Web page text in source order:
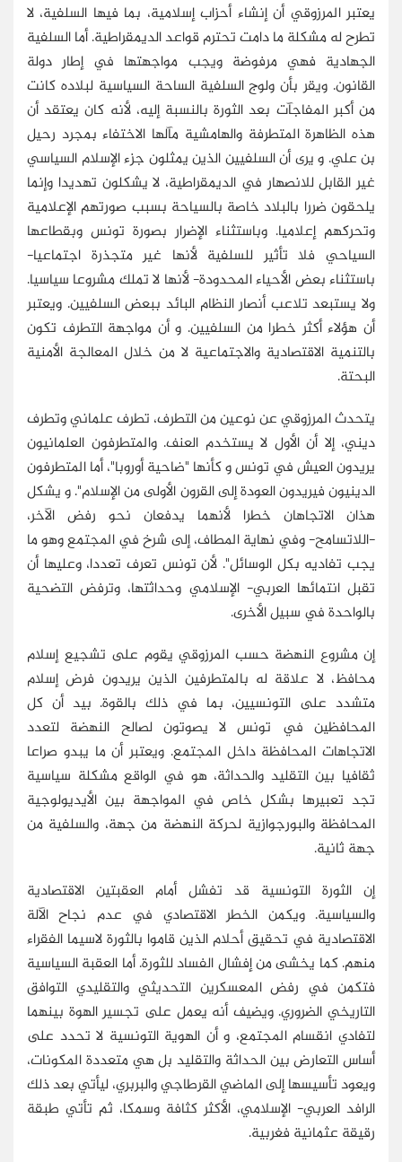
يعتبر المرزوقي أن إنشاء أحزاب إسلامية، بما فيها السلفية، لا
تطرح له مشكلة ما دامت تحترم قواعد الديمقراطية. أما السلفية
الجهادية فهي مرفوضة ويجب مواجهتها في إطار دولة
القانون. ويقر بأن ولوج السلفية الساحة السياسية لبلاده كانت
من أكبر المفاجآت بعد الثورة بالنسبة إليه، لأنه كان يعتقد أن
هذه الظاهرة المتطرفة والهامشية مآلها الاختفاء بمجرد رحيل
بن علي. و يرى أن السلفيين الذين يمثلون جزء الإسلام السياسي
غير القابل للانصهار في الديمقراطية، لا يشكلون تهديدا وإنما
يلحقون ضررا بالبلاد خاصة بالسياحة بسبب صورتهم الإعلامية
وتحركهم إعلاميا. وباستثناء الإضرار بصورة تونس وبقطاعها
السياحي فلا تأثير للسلفية لأنها غير متجذرة اجتماعيا-
باستثناء بعض الأحياء المحدودة- لأنها لا تملك مشروعا سياسيا.
ولا يستبعد تلاعب أنصار النظام البائد ببعض السلفيين. ويعتبر
أن هؤلاء أكثر خطرا من السلفيين. و أن مواجهة التطرف تكون
بالتنمية الاقتصادية والاجتماعية لا من خلال المعالجة الأمنية
البحتة.
يتحدث المرزوقي عن نوعين من التطرف، تطرف علماني وتطرف
ديني، إلا أن الأول لا يستخدم العنف. والمتطرفون العلمانيون
يريدون العيش في تونس و كأنها "ضاحية أوروبا"، أما المتطرفون
الدينيون فيريدون العودة إلى القرون الأولى من الإسلام". و يشكل
هذان الاتجاهان خطرا لأنهما يدفعان نحو رفض الآخر،
-اللاتسامح- وفي نهاية المطاف، إلى شرخ في المجتمع وهو ما
يجب تفاديه بكل الوسائل". لأن تونس تعرف تعددا، وعليها أن
تقبل انتمائها العربي- الإسلامي وحداثتها، وترفض التضحية
بالواحدة في سبيل الأخرى.
إن مشروع النهضة حسب المرزوقي يقوم على تشجيع إسلام
محافظ، لا علاقة له بالمتطرفين الذين يريدون فرض إسلام
متشدد على التونسيين، بما في ذلك بالقوة. بيد أن كل
المحافظين في تونس لا يصوتون لصالح النهضة لتعدد
الاتجاهات المحافظة داخل المجتمع. ويعتبر أن ما يبدو صراعا
ثقافيا بين التقليد والحداثة، هو في الواقع مشكلة سياسية
تجد تعبيرها بشكل خاص في المواجهة بين الأيديولوجية
المحافظة والبورجوازية لحركة النهضة من جهة، والسلفية من
جهة ثانية.
إن الثورة التونسية قد تفشل أمام العقبتين الاقتصادية
والسياسية. ويكمن الخطر الاقتصادي في عدم نجاح الآلة
الاقتصادية في تحقيق أحلام الذين قاموا بالثورة لاسيما الفقراء
منهم. كما يخشى من إفشال الفساد للثورة. أما العقبة السياسية
فتكمن في رفض المعسكرين التحديثي والتقليدي التوافق
التاريخي الضروري. ويضيف أنه يعمل على تجسير الهوة بينهما
لتفادي انقسام المجتمع، و أن الهوية التونسية لا تحدد على
أساس التعارض بين الحداثة والتقليد بل هي متعددة المكونات،
ويعود تأسيسها إلى الماضي القرطاجي والبربري، ليأتي بعد ذلك
الرافد العربي- الإسلامي، الأكثر كثافة وسمكا، ثم تأتي طبقة
رقيقة عثمانية فغربية.